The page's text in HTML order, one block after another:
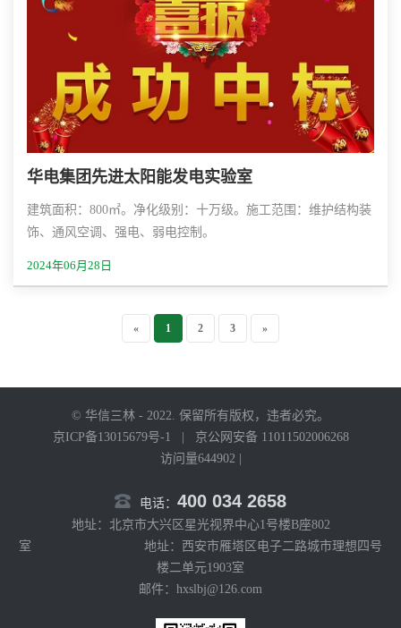
华电集团先进太阳能发电实验室
建筑面积：800㎡。净化级别：十万级。施工范围：维护结构装
饰、通风空调、强电、弱电控制。
2024年06月28日
« 1 2 3 »
© 华信三林 - 2022. 保留所有版权，违者必究。
京ICP备13015679号-1
京公网安备 11011502006268
访问量644902 |
电话： 400 034 2658
地址：北京市大兴区星光视界中心1号楼B座802
室 地址：西安市雁塔区电子二路城市理想四号
楼二单元1903室
邮件：hxslbj@126.com